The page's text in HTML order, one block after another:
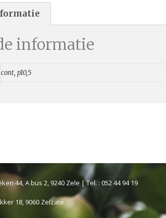
informatie
cont, p10,5
44, A bus 2, 9240 Zele | Tel. : 052 44 94 19
18, 9060 Zelzate